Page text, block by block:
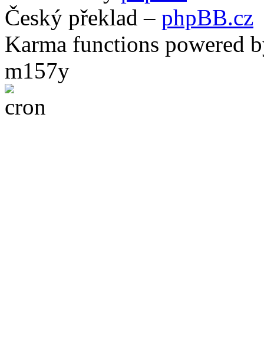
Český překlad – phpBB.cz
Karma functions powered
m157y